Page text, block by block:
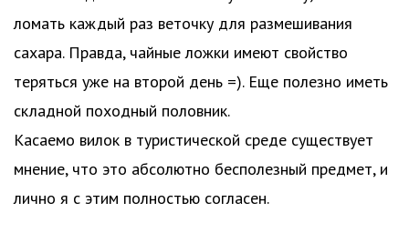
ломать каждый раз веточку для размешивания
сахара. Правда, чайные ложки имеют свойство
теряться уже на второй день =). Еще полезно иметь
складной походный половник.
Касаемо вилок в туристической среде существует
мнение, что это абсолютно бесполезный предмет, и
лично я с этим полностью согласен.